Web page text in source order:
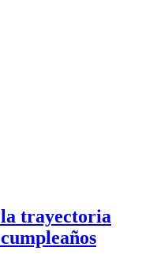
trayectoria